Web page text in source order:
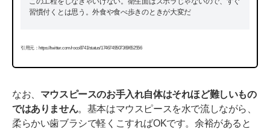
習慣付くとは思う。外食や食べ歩きのときが大変だ
引用元：https://twitter.com/roco8741/status/1746749507369652556
なお、 マウスピースのお手入れ自体はそれほど難しいもの
ではありません。基本はマウスピースを水で流しながら、
柔らかい歯ブラシで軽くこすればOKです。余裕があると